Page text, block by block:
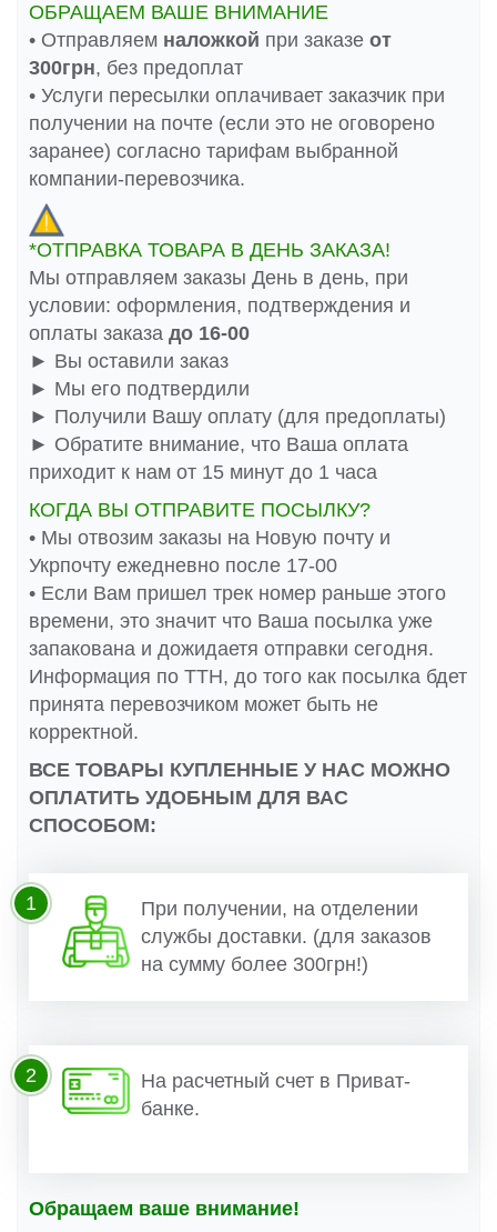
ОБРАЩАЕМ ВАШЕ ВНИМАНИЕ
• Отправляем наложкой при заказе от
300грн, без предоплат
• Услуги пересылки оплачивает заказчик при
получении на почте (если это не оговорено
заранее) согласно тарифам выбранной
компании-перевозчика.
*ОТПРАВКА ТОВАРА В ДЕНЬ ЗАКАЗА!
Мы отправляем заказы День в день, при
условии: оформления, подтверждения и
оплаты заказа до 16-00
► Вы оставили заказ
► Мы его подтвердили
► Получили Вашу оплату (для предоплаты)
► Обратите внимание, что Ваша оплата
приходит к нам от 15 минут до 1 часа
КОГДА ВЫ ОТПРАВИТЕ ПОСЫЛКУ?
• Мы отвозим заказы на Новую почту и
Укрпочту ежедневно после 17-00
• Если Вам пришел трек номер раньше этого
времени, это значит что Ваша посылка уже
запакована и дожидаетя отправки сегодня.
Информация по ТТН, до того как посылка бдет
принята перевозчиком может быть не
корректной.
ВСЕ ТОВАРЫ КУПЛЕННЫЕ У НАС МОЖНО
ОПЛАТИТЬ УДОБНЫМ ДЛЯ ВАС
СПОСОБОМ:
При получении, на отделении
службы доставки. (для заказов
на сумму более 300грн!)
1
На расчетный счет в Приват-
банке.
2
Обращаем ваше внимание!